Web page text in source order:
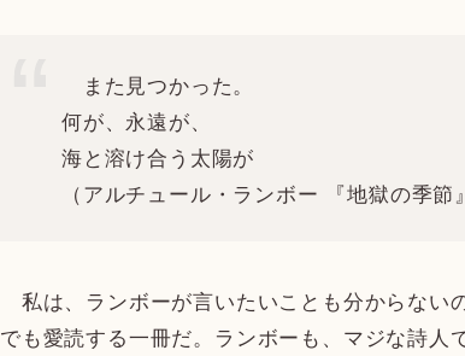
また見つかった。
何が、永遠が、
海と溶け合う太陽が
（アルチュール・ランボー 『地獄の季節
私は、ランボーが言いたいことも分からない
でも愛読する一冊だ。ランボーも、マジな詩